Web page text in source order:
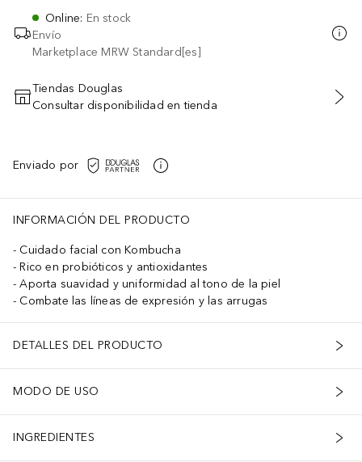
Online: En stock
Envío
Marketplace MRW Standard[es]
AÑADIR AL CARRITO
Tiendas Douglas
Consultar disponibilidad en tienda
Enviado por
INFORMACIÓN DEL PRODUCTO
Cuidado facial con Kombucha
Rico en probióticos y antioxidantes
Aporta suavidad y uniformidad al tono de la piel
Combate las líneas de expresión y las arrugas
DETALLES DEL PRODUCTO
MODO DE USO
INGREDIENTES